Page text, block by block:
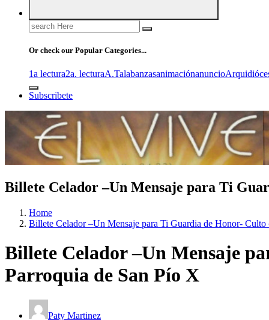
Search
for:
Or check our Popular Categories...
1a lectura2a. lecturaA.Talabanzasanimaciónanuncio
Subscribete
Billete Celador –Un Mensaje para
Home
Billete Celador –Un Mensaje para Ti Guardia de
Billete Celador –Un
Parroquia de San Pío X
Paty Martinez